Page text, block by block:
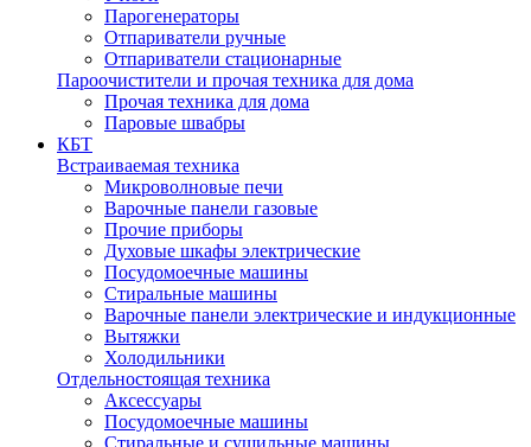
Парогенераторы
Отпариватели ручные
Отпариватели стационарные
Пароочистители и прочая техника для дома
Прочая техника для дома
Паровые швабры
КБТ
Встраиваемая техника
Микроволновые печи
Варочные панели газовые
Прочие приборы
Духовые шкафы электрические
Посудомоечные машины
Стиральные машины
Варочные панели электрические и индукционные
Вытяжки
Холодильники
Отдельностоящая техника
Аксессуары
Посудомоечные машины
Стиральные и сушильные машины